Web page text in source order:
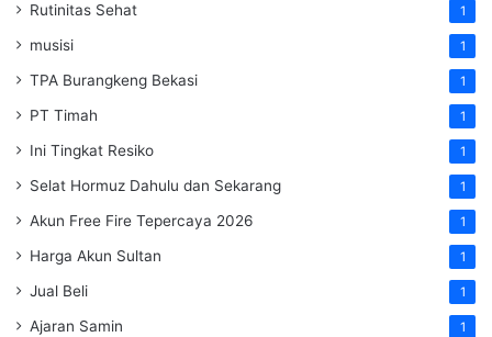
Rutinitas Sehat 1
musisi 1
TPA Burangkeng Bekasi 1
PT Timah 1
Ini Tingkat Resiko 1
Selat Hormuz Dahulu dan Sekarang 1
Akun Free Fire Tepercaya 2026 1
Harga Akun Sultan 1
Jual Beli 1
Ajaran Samin 1